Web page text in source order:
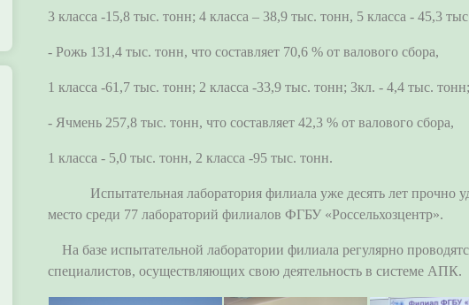
3 класса -15,8 тыс. тонн; 4 класса – 38,9 тыс. тонн, 5 класса - 45,3
- Рожь 131,4 тыс. тонн, что составляет 70,6 % от валового сбора,
1 класса -61,7 тыс. тонн; 2 класса -33,9 тыс. тонн; 3кл. - 4,4 тыс. тонн;
- Ячмень 257,8 тыс. тонн, что составляет 42,3 % от валового сбора,
1 класса - 5,0 тыс. тонн, 2 класса -95 тыс. тонн.
Испытательная лаборатория филиала уже десять лет прочно
место среди 77 лабораторий филиалов ФГБУ «Россельхозцентр».
На базе испытательной лаборатории филиала регулярно
специалистов, осуществляющих свою деятельность в системе АПК.